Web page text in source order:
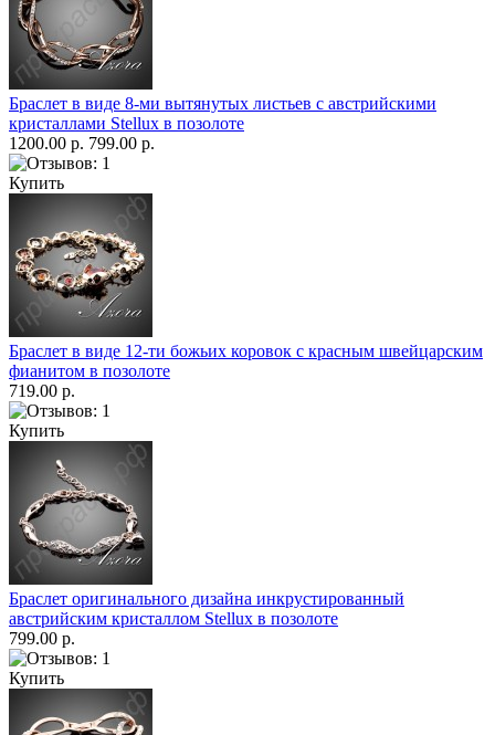
Браслет в виде 8-ми вытянутых листьев с австрийскими
кристаллами Stellux в позолоте
1200.00 р. 799.00 р.
Купить
Браслет в виде 12-ти божьих коровок с красным швейцарским
фианитом в позолоте
719.00 р.
Купить
Браслет оригинального дизайна инкрустированный
австрийским кристаллом Stellux в позолоте
799.00 р.
Купить